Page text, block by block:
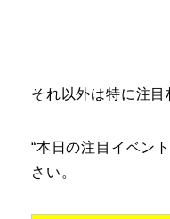
それ以外は特に注目
“本日の注目イベン
さい。